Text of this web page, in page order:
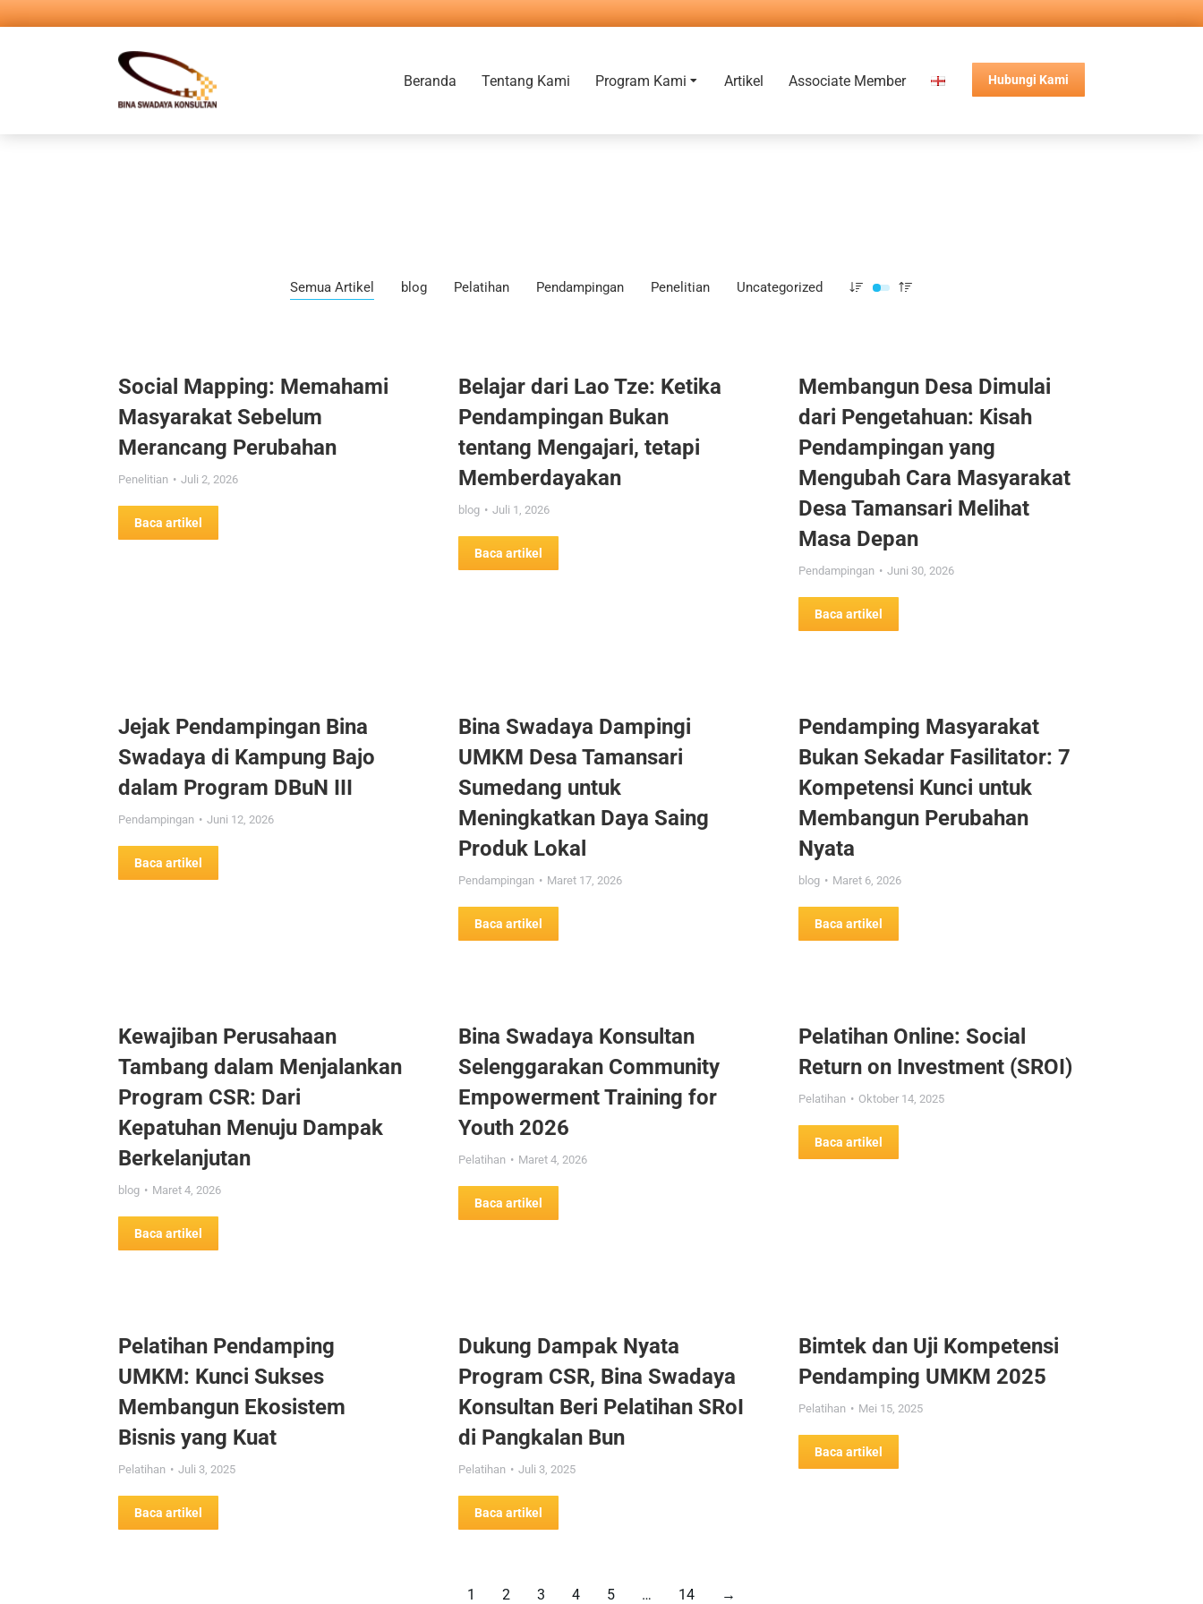
Beranda Tentang Kami Program Kami Artikel Associate Member Hubungi Kami
Semua Artikel blog Pelatihan Pendampingan Penelitian Uncategorized
Social Mapping: Memahami
Masyarakat Sebelum
Merancang Perubahan
Penelitian Juli 2, 2026
Baca artikel
Belajar dari Lao Tze: Ketika
Pendampingan Bukan
tentang Mengajari, tetapi
Memberdayakan
blog Juli 1, 2026
Baca artikel
Membangun Desa Dimulai
dari Pengetahuan: Kisah
Pendampingan yang
Mengubah Cara Masyarakat
Desa Tamansari Melihat
Masa Depan
Pendampingan Juni 30, 2026
Baca artikel
Jejak Pendampingan Bina
Swadaya di Kampung Bajo
dalam Program DBuN III
Pendampingan Juni 12, 2026
Baca artikel
Bina Swadaya Dampingi
UMKM Desa Tamansari
Sumedang untuk
Meningkatkan Daya Saing
Produk Lokal
Pendampingan Maret 17, 2026
Baca artikel
Pendamping Masyarakat
Bukan Sekadar Fasilitator: 7
Kompetensi Kunci untuk
Membangun Perubahan
Nyata
blog Maret 6, 2026
Baca artikel
Kewajiban Perusahaan
Tambang dalam Menjalankan
Program CSR: Dari
Kepatuhan Menuju Dampak
Berkelanjutan
blog Maret 4, 2026
Baca artikel
Bina Swadaya Konsultan
Selenggarakan Community
Empowerment Training for
Youth 2026
Pelatihan Maret 4, 2026
Baca artikel
Pelatihan Online: Social
Return on Investment (SROI)
Pelatihan Oktober 14, 2025
Baca artikel
Pelatihan Pendamping
UMKM: Kunci Sukses
Membangun Ekosistem
Bisnis yang Kuat
Pelatihan Juli 3, 2025
Baca artikel
Dukung Dampak Nyata
Program CSR, Bina Swadaya
Konsultan Beri Pelatihan SRoI
di Pangkalan Bun
Pelatihan Juli 3, 2025
Baca artikel
Bimtek dan Uji Kompetensi
Pendamping UMKM 2025
Pelatihan Mei 15, 2025
Baca artikel
1 2 3 4 5 … 14 →